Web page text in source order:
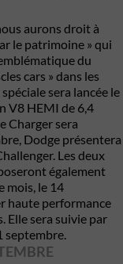
aurons droit à
le patrimoine » qui
du
cars » dans les
sera lancée le
V8 HEMI de 6,4
Charger sera
Dodge présentera
Les deux
également
mois, le 14
haute performance
Elle sera suivie par
septembre.